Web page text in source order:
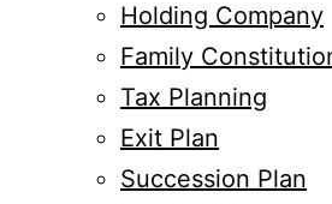
Holding Company
Family
Tax Planning
Exit Plan
Succession Plan